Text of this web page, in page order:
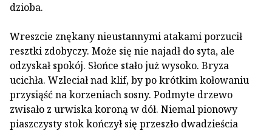
dzioba.
Wreszcie znękany nieustannymi atakami porzucił
resztki zdobyczy. Może się nie najadł do syta, ale
odzyskał spokój. Słońce stało już wysoko. Bryza
ucichła. Wzleciał nad klif, by po krótkim kołowaniu
przysiąść na korzeniach sosny. Podmyte drzewo
zwisało z urwiska koroną w dół. Niemal pionowy
piaszczysty stok kończył się przeszło dwadzieścia